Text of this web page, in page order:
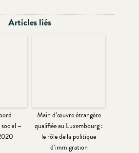
Articles liés
–
Main d’œuvre étrangère
qualifiée au Luxembourg :
le rôle de la politique
d’immigration